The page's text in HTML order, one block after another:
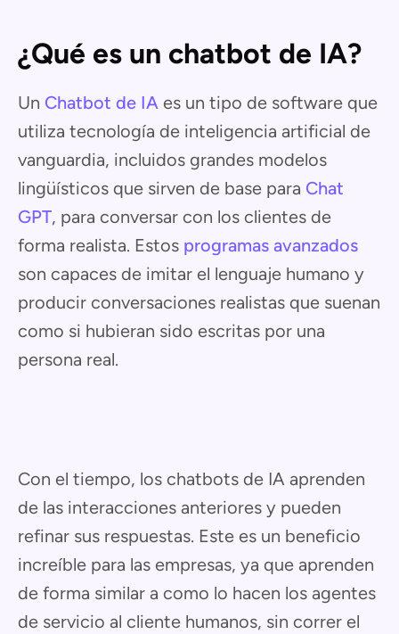
¿Qué es un chatbot de IA?
Un Chatbot de IA es un tipo de software que
utiliza tecnología de inteligencia artificial de
vanguardia, incluidos grandes modelos
lingüísticos que sirven de base para Chat
GPT, para conversar con los clientes de
forma realista. Estos programas avanzados
son capaces de imitar el lenguaje humano y
producir conversaciones realistas que suenan
como si hubieran sido escritas por una
persona real.
Con el tiempo, los chatbots de IA aprenden
de las interacciones anteriores y pueden
refinar sus respuestas. Este es un beneficio
increíble para las empresas, ya que aprenden
de forma similar a como lo hacen los agentes
de servicio al cliente humanos, sin correr el